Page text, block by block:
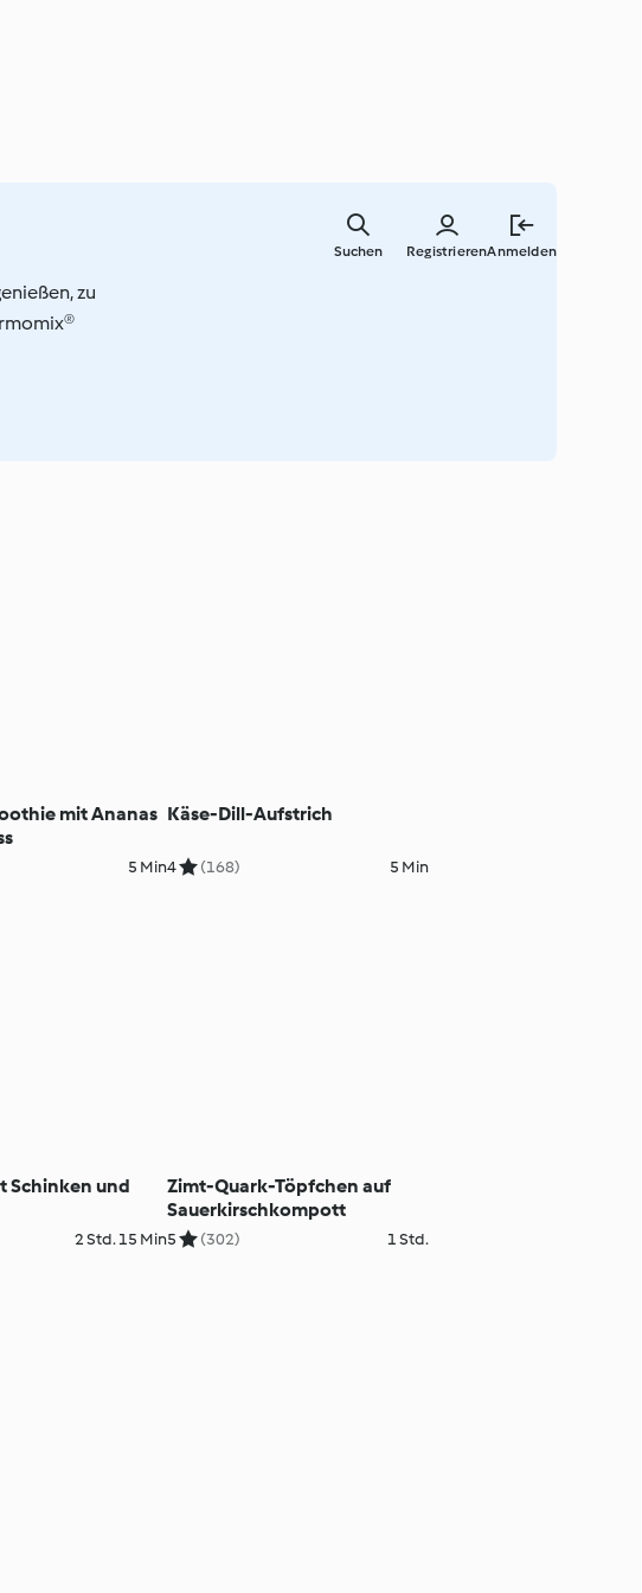
RegistrierenAnmelden
Suchen
zu
mit Ananas
5 Min
Käse-Dill-Aufstrich
4 (168) 5 Min
Schinken und
2 Std. 15 Min
Zimt-Quark-Töpfchen auf
Sauerkirschkompott
5 (302) 1 Std.